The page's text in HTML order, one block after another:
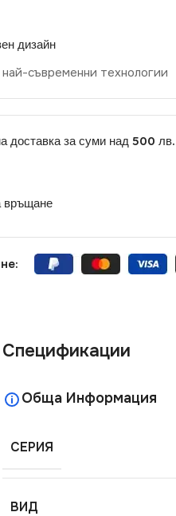
дизайн
съвременни технологии
доставка за суми над 500 лв.
връщане
Спецификации
Обща Информация
СЕРИЯ
ВИД